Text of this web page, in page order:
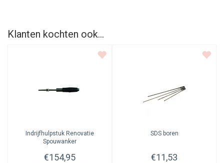
Klanten kochten ook...
Indrijfhulpstuk Renovatie
Spouwanker
€154,95
SDS boren
€11,53